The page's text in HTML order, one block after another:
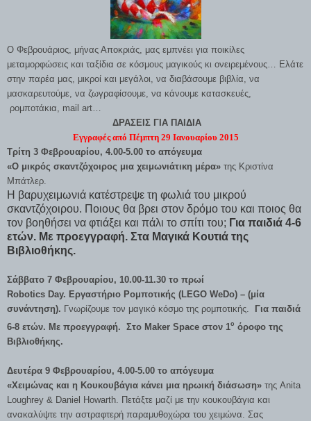
Ο Φεβρουάριος, μήνας Αποκριάς, μας εμπνέει για ποικίλες
μεταμορφώσεις και ταξίδια σε κόσμους μαγικούς κι ονειρεμένους… Ελάτε
στην παρέα μας, μικροί και μεγάλοι, να διαβάσουμε βιβλία, να
μασκαρευτούμε, να ζωγραφίσουμε, να κάνουμε κατασκευές,
ρομποτάκια, mail art…
ΔΡΑΣΕΙΣ ΓΙΑ ΠΑΙΔΙΑ
Εγγραφές από Πέμπτη 29 Ιανουαρίου 2015
Τρίτη 3 Φεβρουαρίου, 4.00-5.00 το απόγευμα
«Ο μικρός σκαντζόχοιρος μια χειμωνιάτικη μέρα» της Κριστίνα
Μπάτλερ.
Η βαρυχειμωνιά κατέστρεψε τη φωλιά του μικρού
σκαντζόχοιρου. Ποιους θα βρει στον δρόμο του και ποιος θα
τον βοηθήσει να φτιάξει και πάλι το σπίτι του; Για παιδιά 4-6
ετών. Με προεγγραφή. Στα Μαγικά Κουτιά της
Βιβλιοθήκης.
Σάββατο 7 Φεβρουαρίου, 10.00-11.30 το πρωί
Robotics Day. Εργαστήριο Ρομποτικής (LEGO WeDo) – (μία
συνάντηση). Γνωρίζουμε τον μαγικό κόσμο της ρομποτικής.
Για παιδιά
6-8 ετών. Με προεγγραφή. Στο Maker Space στον 1ο όροφο της
Βιβλιοθήκης.
Δευτέρα 9 Φεβρουαρίου, 4.00-5.00 το απόγευμα
«Χειμώνας και η Κουκουβάγια κάνει μια ηρωική διάσωση» της Anita
Loughrey & Daniel Howarth. Πετάξτε μαζί με την κουκουβάγια και
ανακαλύψτε την αστραφτερή παραμυθοχώρα του χειμώνα. Σας